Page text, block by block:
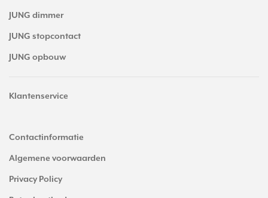
JUNG dimmer
JUNG stopcontact
JUNG opbouw
Klantenservice
Contactinformatie
Algemene voorwaarden
Privacy Policy